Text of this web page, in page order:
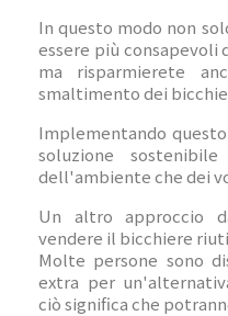
In questo modo non
essere più
ma risparmierete
smaltimento dei
Implementando
soluzione
dell'ambiente che dei
Un altro approccio
vendere il bicchiere
Molte persone sono
extra per
ciò significa che